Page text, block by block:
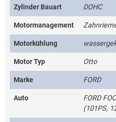
Zylinder Bauart DOHC
Motormanagement
Motorkühlung
Motor Typ Otto
Marke FORD
Auto
FORD
(101PS,